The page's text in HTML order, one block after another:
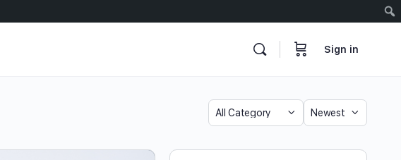
Sign in
Category
Sort